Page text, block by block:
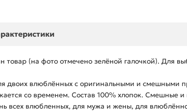
товар (на фото отмечено зелёной галочкой). Для
двоих влюблённых с оригинальными и смешными
со временем. Состав 100% хлопок. Смешные
всех влюбленных, для мужа и жены, для